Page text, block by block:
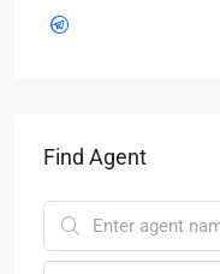
Find Agent